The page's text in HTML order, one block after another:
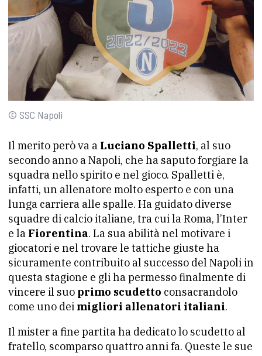
© SSC Napoli
Il merito però va a Luciano Spalletti, al suo
secondo anno a Napoli, che ha saputo forgiare la
squadra nello spirito e nel gioco. Spalletti è,
infatti, un allenatore molto esperto e con una
lunga carriera alle spalle. Ha guidato diverse
squadre di calcio italiane, tra cui la Roma, l’Inter
e la Fiorentina. La sua abilità nel motivare i
giocatori e nel trovare le tattiche giuste ha
sicuramente contribuito al successo del Napoli in
questa stagione e gli ha permesso finalmente di
vincere il suo primo scudetto consacrandolo
come uno dei migliori allenatori italiani.
Il mister a fine partita ha dedicato lo scudetto al
fratello, scomparso quattro anni fa. Queste le sue